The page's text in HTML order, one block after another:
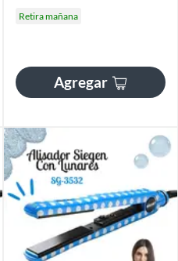
Retira mañana
Agregar